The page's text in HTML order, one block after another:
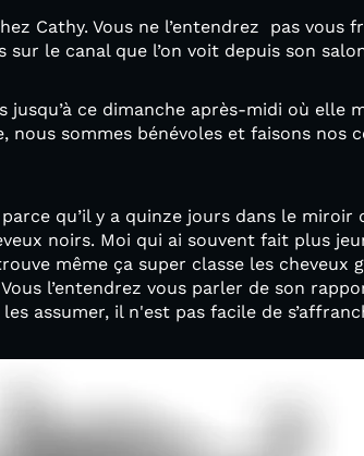
Cathy. Vous ne l’entendrez pas vous
le canal que l’on voit depuis son
jusqu’à ce dimanche après-midi où elle
sommes bénévoles et faisons nos
qu’il y a quinze jours dans le miroir
noirs. Moi qui ai souvent fait plus
même ça super classe les cheveux
l’entendrez vous parler de son
assumer, il n'est pas facile de